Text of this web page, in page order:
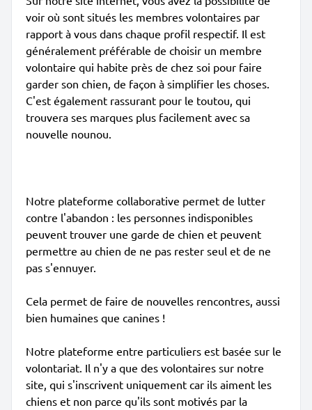
voir où sont situés les membres volontaires par
rapport à vous dans chaque profil respectif. Il est
généralement préférable de choisir un membre
volontaire qui habite près de chez soi pour faire
garder son chien, de façon à simplifier les choses.
C'est également rassurant pour le toutou, qui
trouvera ses marques plus facilement avec sa
nouvelle nounou.
Notre plateforme collaborative permet de lutter
contre l'abandon : les personnes indisponibles
peuvent trouver une garde de chien et peuvent
permettre au chien de ne pas rester seul et de ne
pas s'ennuyer.
Cela permet de faire de nouvelles rencontres, aussi
bien humaines que canines !
Notre plateforme entre particuliers est basée sur le
volontariat. Il n'y a que des volontaires sur notre
site, qui s'inscrivent uniquement car ils aiment les
chiens et non parce qu'ils sont motivés par la